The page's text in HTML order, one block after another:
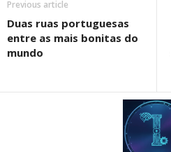
Previous article
Duas ruas portuguesas
entre as mais bonitas do
mundo